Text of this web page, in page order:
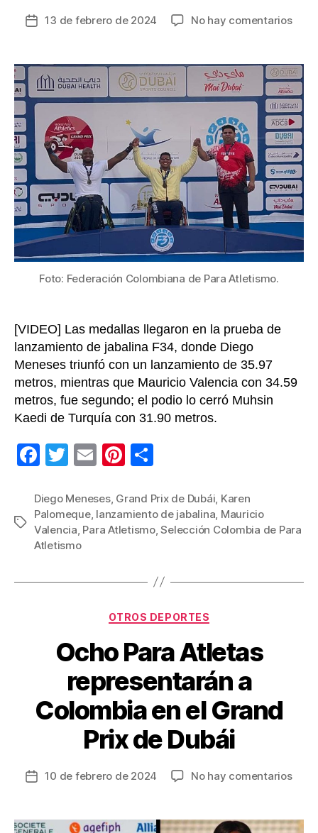
Fecha
entrada
13 de febrero de 2024 No hay comentariosen
de
Para
gana
oro
y
plata
en
el
día
del
Foto: Federación Colombiana de Para Atletismo.
[VIDEO] Las medallas llegaron en la prueba de
lanzamiento de jabalina F34, donde Diego
Meneses triunfó con un lanzamiento de 35.97
metros, mientras que Mauricio Valencia con 34.59
metros, fue segundo; el podio lo cerró Muhsin
Kaedi de Turquía con 31.90 metros.
F
c
e
b
o
T
tt
er
E
ail
Pi
er
e
m
p
Etiquetas
Diego Meneses, Grand Prix de Dubái, Karen
Palomeque, lanzamiento de jabalina, Mauricio
Valencia, Para Atletismo,Selección Colombia de Para
Atletismo
Categorías
OTROS DEPORTES
Ocho Para Atletas
representarán a
Colombia en el Grand
Prix de Dubái
Fecha
entrada
10 de febrero de 2024 No hay comentariosen